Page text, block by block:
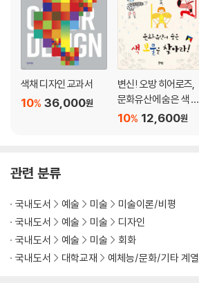
색채 지각 과정의 역할
2 생리적 지각 현상
눈의 색채 식별력
푸르킨예 현상
색채 지각과 연령
색의 향상성
3 자극 공간적 속성의 영향
면적 효과
맥콜로 효과
벤함의 원반, 페히너의 색
지각과 관련된 착시
색채 디자인 교과서
36,000원
10%
변신! 오방 히어로즈,
문화유산에 숨은 색 보
물을 찾아라!
12,600원
10%
관련 분류
국내도서 예술 미술
미술이론/비평
국내도서
예술 미술
디자인
국내도서
예술 미술
회화
국내도서
대학교재 예체능/문화/기타 계열